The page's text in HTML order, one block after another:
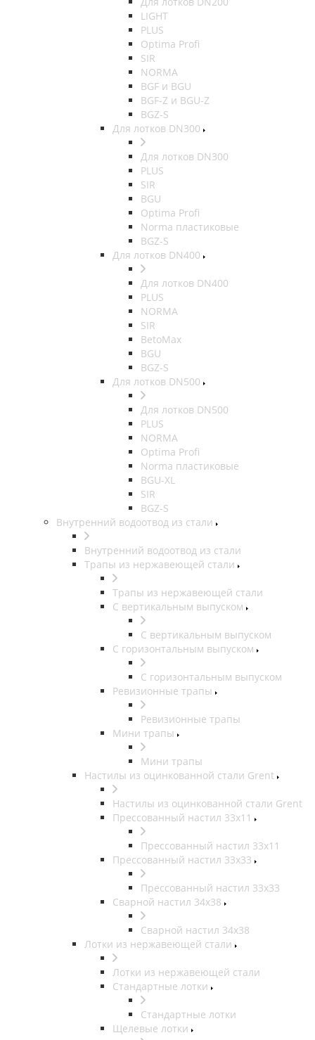
LIGHT
PLUS
Optima Profi
SIR
NORMA
BGF и BGU
BGF-Z и BGU-Z
BGZ-S
Для лотков DN300
Для лотков DN300
PLUS
SIR
BGU
Optima Profi
Norma пластиковые
BGZ-S
Для лотков DN400
Для лотков DN400
PLUS
NORMA
SIR
BetoMax
BGU
BGZ-S
Для лотков DN500
Для лотков DN500
PLUS
NORMA
Optima Profi
Norma пластиковые
BGU-XL
SIR
BGZ-S
Внутренний водоотвод из стали
Внутренний водоотвод из стали
Трапы из нержавеющей стали
Трапы из нержавеющей стали
С вертикальным выпуском
С вертикальным выпуском
С горизонтальным выпуском
С горизонтальным выпуском
Ревизионные трапы
Ревизионные трапы
Мини трапы
Мини трапы
Настилы из оцинкованной стали Grent
Настилы из оцинкованной стали Grent
Прессованный настил 33x11
Прессованный настил 33x11
Прессованный настил 33x33
Прессованный настил 33x33
Сварной настил 34x38
Сварной настил 34x38
Лотки из нержавеющей стали
Лотки из нержавеющей стали
Стандартные лотки
Стандартные лотки
Щелевые лотки